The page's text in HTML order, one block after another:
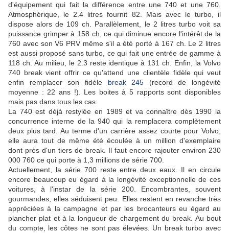
d'équipement qui fait la différence entre une 740 et une 760.
Atmosphérique, le 2.4 litres fournit 82. Mais avec le turbo, il
dispose alors de 109 ch. Parallèlement, le 2 litres turbo voit sa
puissance grimper à 158 ch, ce qui diminue encore l'intérêt de la
760 avec son V6 PRV même s'il a été porté à 167 ch. Le 2 litres
est aussi proposé sans turbo, ce qui fait une entrée de gamme à
118 ch. Au milieu, le 2.3 reste identique à 131 ch. Enfin, la Volvo
740 break vient offrir ce qu'attend une clientèle fidèle qui veut
enfin remplacer son fidèle break 245 (record de longévité
moyenne : 22 ans !). Les boites à 5 rapports sont disponibles
mais pas dans tous les cas.
La 740 est déjà restylée en 1989 et va connaître dès 1990 la
concurrence interne de la 940 qui la remplacera complètement
deux plus tard. Au terme d'un carrière assez courte pour Volvo,
elle aura tout de même été écoulée à un million d'exemplaire
dont près d'un tiers de break. Il faut encore rajouter environ 230
000 760 ce qui porte à 1,3 millions de série 700.
Actuellement, la série 700 reste entre deux eaux. Il en circule
encore beaucoup eu égard à la longévité exceptionnelle de ces
voitures, à l'instar de la série 200. Encombrantes, souvent
gourmandes, elles séduisent peu. Elles restent en revanche très
appréciées à la campagne et par les brocanteurs eu égard au
plancher plat et à la longueur de chargement du break. Au bout
du compte, les côtes ne sont pas élevées. Un break turbo avec